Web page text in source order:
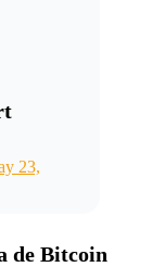
23,
de Bitcoin